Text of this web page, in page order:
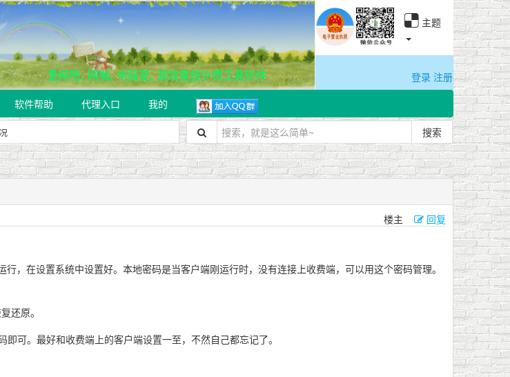
主题
登录 注册
软件帮助 代理入口 我的
搜索
楼主
回复
，在设置系统中设置好。本地密码是当客户端刚运行时，没有连接上收费端，可以用这个密码管理。
还原。
可。最好和收费端上的客户端设置一至，不然自己都忘记了。